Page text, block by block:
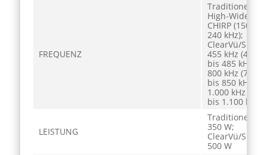
FREQUENZ
Traditionelles
High-Wide-
CHIRP (150 bis
240 kHz);
ClearVü/
455 kHz (425
bis 485 kHz),
800 kHz (790
bis 850 kHz),
1.000 kHz (940
bis 1.100 kHz)
LEISTUNG
Traditionell:
350 W;
ClearVü/
500 W